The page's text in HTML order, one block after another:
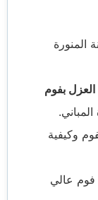
بفوم
وكيفية
فوم عالي